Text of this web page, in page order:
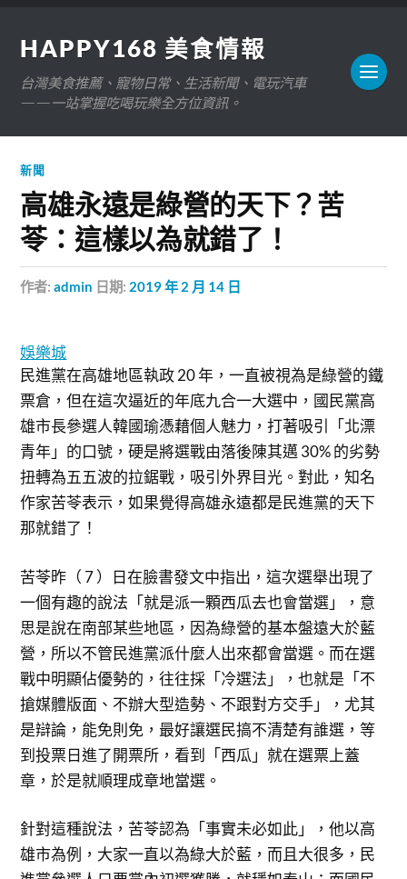
HAPPY168 美食情報
台灣美食推薦、寵物日常、生活新聞、電玩汽車
——一站掌握吃喝玩樂全方位資訊。
新聞
高雄永遠是綠營的天下？苦
苓：這樣以為就錯了！
作者:admin 日期: 2019 年 2 月 14 日
娛樂城
民進黨在高雄地區執政 20 年，一直被視為是綠營的鐵
票倉，但在這次逼近的年底九合一大選中，國民黨高
雄市長參選人韓國瑜憑藉個人魅力，打著吸引「北漂
青年」的口號，硬是將選戰由落後陳其邁 30% 的劣勢
扭轉為五五波的拉鋸戰，吸引外界目光。對此，知名
作家苦苓表示，如果覺得高雄永遠都是民進黨的天下
那就錯了！
苦苓昨（ 7 ）日在臉書發文中指出，這次選舉出現了
一個有趣的說法「就是派一顆西瓜去也會當選」，意
思是說在南部某些地區，因為綠營的基本盤遠大於藍
營，所以不管民進黨派什麼人出來都會當選。而在選
戰中明顯佔優勢的，往往採「冷選法」，也就是「不
搶媒體版面、不辦大型造勢、不跟對方交手」，尤其
是辯論，能免則免，最好讓選民搞不清楚有誰選，等
到投票日進了開票所，看到「西瓜」就在選票上蓋
章，於是就順理成章地當選。
針對這種說法，苦苓認為「事實未必如此」，他以高
雄市為例，大家一直以為綠大於藍，而且大很多，民